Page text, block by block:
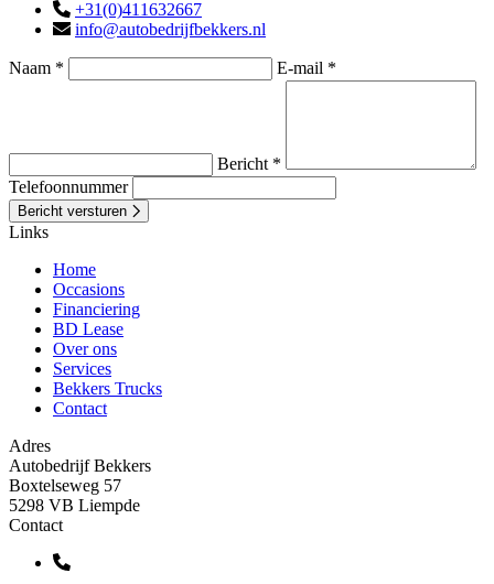
+31(0)411632667
info@autobedrijfbekkers.nl
Naam * E-mail *
Bericht *
Telefoonnummer
Bericht versturen
Links
Home
Occasions
Financiering
BD Lease
Over ons
Services
Bekkers Trucks
Contact
Adres
Autobedrijf Bekkers
Boxtelseweg 57
5298 VB Liempde
Contact